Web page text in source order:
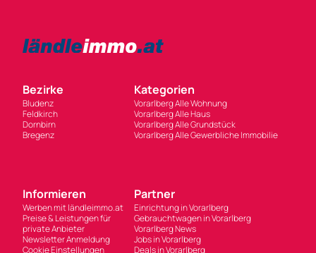
Bezirke
Bludenz
Feldkirch
Dornbirn
Bregenz
Kategorien
Vorarlberg Alle Wohnung
Vorarlberg Alle Haus
Vorarlberg Alle Grundstück
Vorarlberg Alle Gewerbliche Immobilie
Informieren
Werben mit ländleimmo.at
Preise & Leistungen für
private Anbieter
Newsletter Anmeldung
Cookie Einstellungen
Partner
Einrichtung in Vorarlberg
Gebrauchtwagen in Vorarlberg
Vorarlberg News
Jobs in Vorarlberg
Deals in Vorarlberg